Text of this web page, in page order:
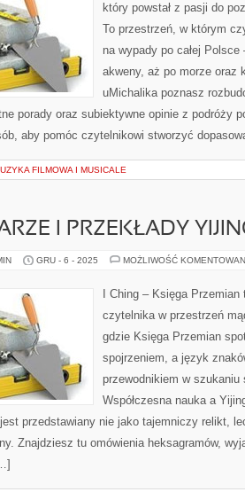
który powstał z pasji do
To przestrzeń, w którym
na wypady po całej
akweny, aż po morze oraz
uMichalika poznasz
porady oraz subiektywne opinie z podróży
aby pomóc czytelnikowi stworzyć
FILMOWA I MUSICALE
I PRZEKŁADY
GRU - 6 - 2025 MOŻLIWOŚĆ
I Ching – Księga
czytelnika w przestrzeń
gdzie Księga Przemian
spojrzeniem, a język
przewodnikiem w szukaniu
Współczesna nauka a
przedstawiany nie jako tajemniczy relikt,
Znajdziesz tu omówienia heksagramów,